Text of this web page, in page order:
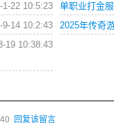
1-22 10:5:23
9-14 10:2:43
19 10:38:43
回复该留言